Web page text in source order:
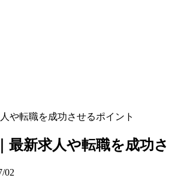
や転職を成功させるポイント
最新求人や転職を成功
02